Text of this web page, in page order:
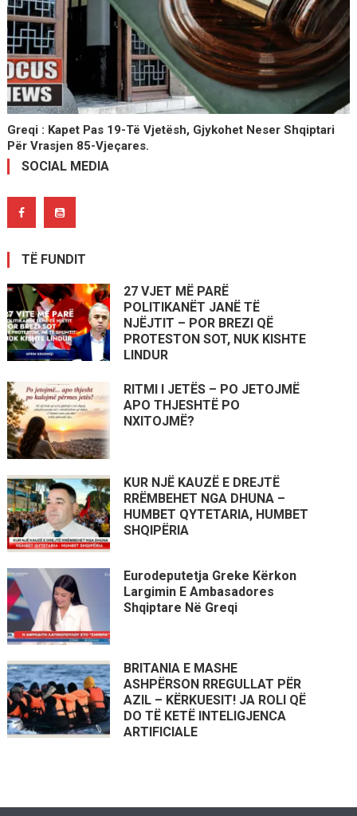
Greqi : Kapet Pas 19-Të Vjetësh, Gjykohet Neser Shqiptari
Për Vrasjen 85-Vjeçares.
SOCIAL MEDIA
TË FUNDIT
27 VJET MË PARË
POLITIKANËT JANË TË
NJËJTIT – POR BREZI QË
PROTESTON SOT, NUK KISHTE
LINDUR
RITMI I JETËS – PO JETOJMË
APO THJESHTË PO
NXITOJMË?
KUR NJË KAUZË E DREJTË
RRËMBEHET NGA DHUNA –
HUMBET QYTETARIA, HUMBET
SHQIPËRIA
Eurodeputetja Greke Kërkon
Largimin E Ambasadores
Shqiptare Në Greqi
BRITANIA E MASHE
ASHPËRSON RREGULLAT PËR
AZIL – KËRKUESIT! JA ROLI QË
DO TË KETË INTELIGJENCA
ARTIFICIALE